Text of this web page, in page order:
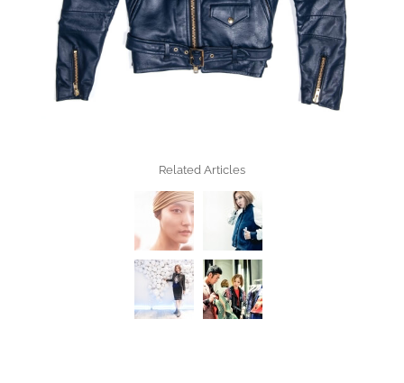
Related Articles